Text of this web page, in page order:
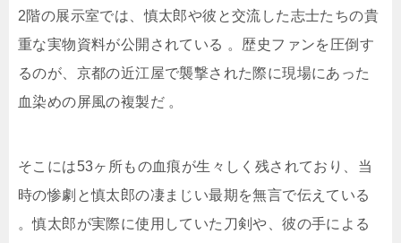
2階の展示室では、慎太郎や彼と交流した志士たちの貴
重な実物資料が公開されている 。歴史ファンを圧倒す
るのが、京都の近江屋で襲撃された際に現場にあった
血染めの屏風の複製だ 。
そこには53ヶ所もの血痕が生々しく残されており、当
時の惨劇と慎太郎の凄まじい最期を無言で伝えている
。慎太郎が実際に使用していた刀剣や、彼の手による